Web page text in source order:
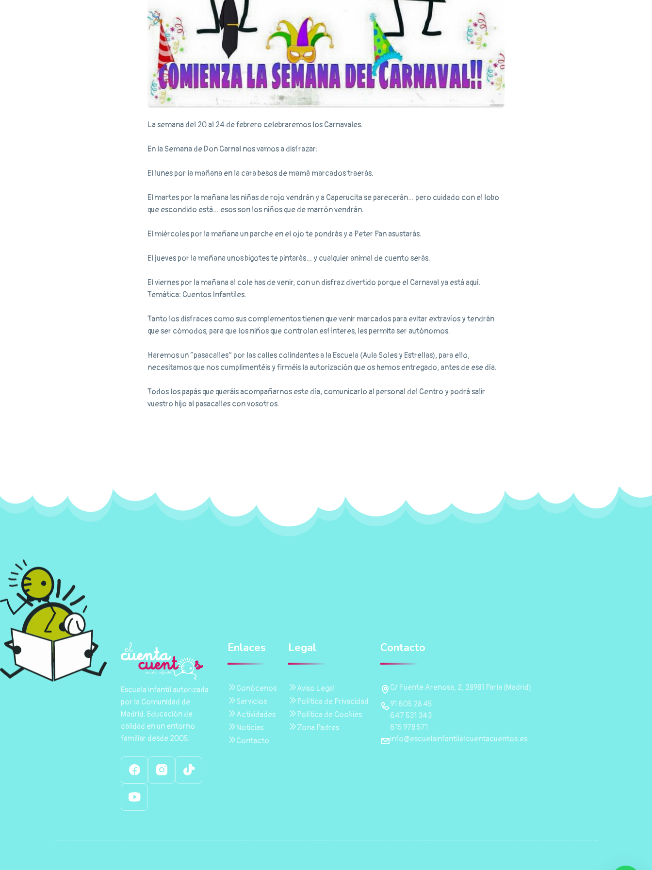
La semana del 20 al 24 de febrero celebraremos los Carnavales.
En la Semana de Don Carnal nos vamos a disfrazar:
El lunes por la mañana en la cara besos de mamá marcados traerás.
El martes por la mañana las niñas de rojo vendrán y a Caperucita se parecerán… pero cuidado con el lobo
que escondido está… esos son los niños que de marrón vendrán.
El miércoles por la mañana un parche en el ojo te pondrás y a Peter Pan asustarás.
El jueves por la mañana unos bigotes te pintarás… y cualquier animal de cuento serás.
El viernes por la mañana al cole has de venir, con un disfraz divertido porque el Carnaval ya está aquí.
Temática: Cuentos Infantiles.
Tanto los disfraces como sus complementos tienen que venir marcados para evitar extravíos y tendrán
que ser cómodos, para que los niños que controlan esfínteres, les permita ser autónomos.
Haremos un “pasacalles” por las calles colindantes a la Escuela (Aula Soles y Estrellas), para ello,
necesitamos que nos cumplimentéis y firméis la autorización que os hemos entregado, antes de ese día.
Todos los papás que queráis acompañarnos este día, comunicarlo al personal del Centro y podrá salir
vuestro hijo al pasacalles con vosotros.
Escuela infantil autorizada
por la Comunidad de
Madrid. Educación de
calidad en un entorno
familiar desde 2005.
Enlaces
Conócenos
Servicios
Actividades
Noticias
Contacto
Legal
Aviso Legal
Política de Privacidad
Política de Cookies
Zona Padres
Contacto
C/ Fuente Arenosa, 2, 28981 Parla (Madrid)
91 605 28 45
647 531 343
615 978 571
info@escuelainfantilelcuentacuentos.es